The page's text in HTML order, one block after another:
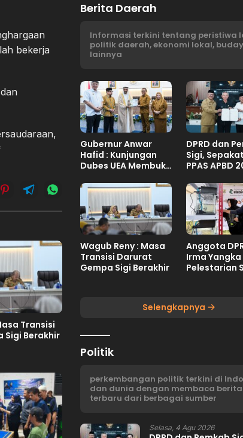
bekerja
Transisi
Sigi Berakhir
Berita Daerah
Informasi terkini tentang peristiwa
politik daerah, ekonomi lokal,
lainnya
Gubernur Anwar
Hafid : Kunjungan
Dubes UEA Membuka
Sulteng
DPRD dan
Sigi,
PPAS APBD
Wagub Reny : Masa
Transisi Darurat
Gempa Sigi Berakhir
Anggota
Irma
Pelestarian
Selengkapnya
Politik
perkembangan politik terkini di
dan dunia dengan membaca berita
terbaru dari berbagai sumber
Selasa, 4 Agu 2026